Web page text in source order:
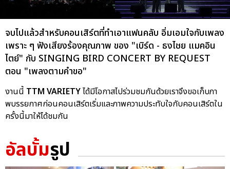
จบไปแล้วสำหรับคอนเสิร์ตที่ทำเอาแฟนคลับ อิ่มเอมใจกับเพลง
เพราะ ๆ ฟังเสียงร้องคุณภาพ ของ "เบิร์ด - ธงไชย แมคอิน
ไตย์" กับ SINGING BIRD CONCERT BY REQUEST
ตอน "เพลงตามคำขอ"
งานนี้ TTM VARIETYได้มีโอกาสไปร่วมชมกันด้วยเราจึงขอเก็บภา
พบรรยกาศก่อนคอนเสิร์ตเริ่มและภาพความประทับใจกับคอนเสิร์ตใน
ครั้งนี้มาให้ได้ชมกัน
อัลบั้มรูป